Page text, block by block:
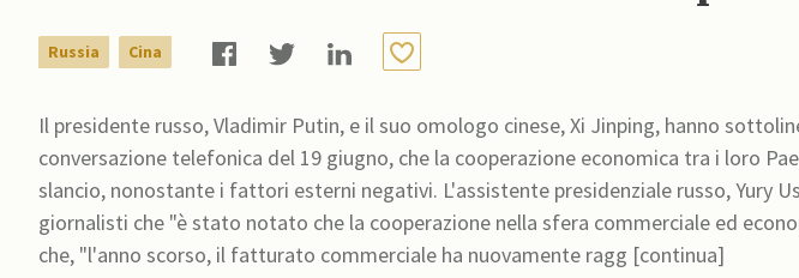
Russia Cina
Il presidente russo, Vladimir Putin, e il suo omologo cinese, Xi Jinping, hanno
conversazione telefonica del 19 giugno, che la cooperazione economica tra i loro
slancio, nonostante i fattori esterni negativi. L'assistente presidenziale russo, Yury
giornalisti che "è stato notato che la cooperazione nella sfera commerciale ed
che, "l'anno scorso, il fatturato commerciale ha nuovamente ragg [continua]